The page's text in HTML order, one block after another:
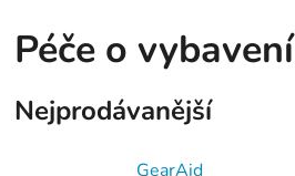
Péče o vybavení
Nejprodávanější
GearAid